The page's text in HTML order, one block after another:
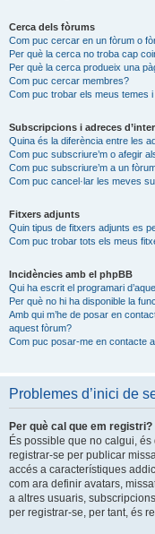
Cerca dels fòrums
Com puc cercar en un fòrum o
Per què la cerca no troba cap
Per què la cerca produeix una
Com puc cercar membres?
Com puc trobar els meus temes
Subscripcions i adreces
Quina és la diferència entre les
Com puc subscriure’m o afegir
Com puc subscriure’m a un
Com puc cancel·lar les meves
Fitxers adjunts
Quin tipus de fitxers adjunts es
Com puc trobar tots els meus
Incidències amb el phpBB
Qui ha escrit el programari
Per què no hi ha disponible la
Amb qui m’he de posar en
aquest fòrum?
Com puc posar-me en contacte
Problemes d’inici de
Per què cal que em registri?
És possible que no calgui,
registrar-se per publicar
accés a característiques
com ara definir avatars,
a altres usuaris,
per registrar-se, per tant, és